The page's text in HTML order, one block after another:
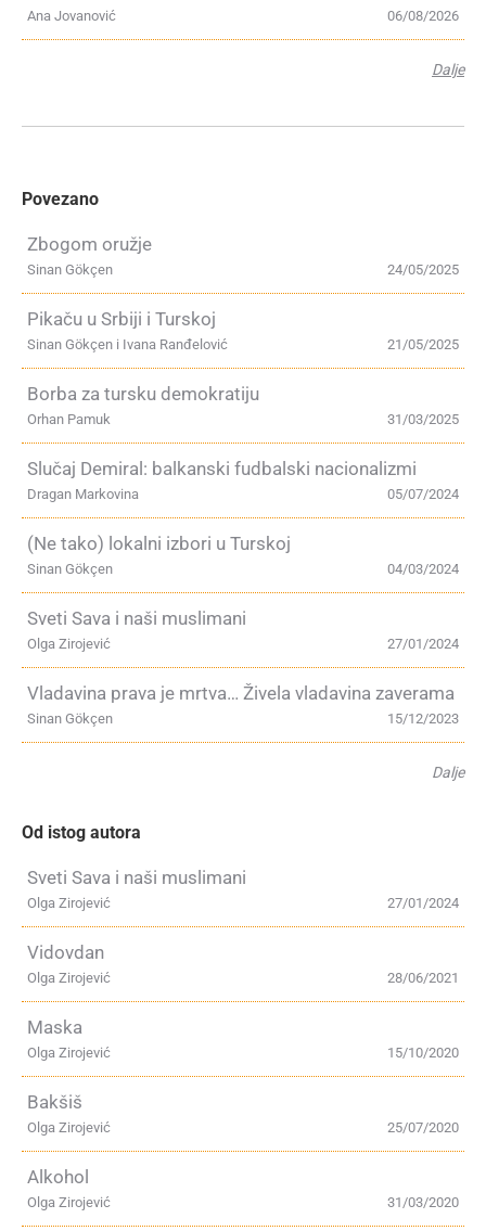
06/08/2026
Ana Jovanović
Dalje
Povezano
Zbogom oružje
24/05/2025
Sinan Gökçen
Pikaču u Srbiji i Turskoj
21/05/2025
Sinan Gökçen i Ivana Ranđelović
Borba za tursku demokratiju
31/03/2025
Orhan Pamuk
Slučaj Demiral: balkanski fudbalski nacionalizmi
05/07/2024
Dragan Markovina
(Ne tako) lokalni izbori u Turskoj
04/03/2024
Sinan Gökçen
Sveti Sava i naši muslimani
27/01/2024
Olga Zirojević
Vladavina prava je mrtva… Živela vladavina zaverama
15/12/2023
Sinan Gökçen
Dalje
Od istog autora
Sveti Sava i naši muslimani
27/01/2024
Olga Zirojević
Vidovdan
28/06/2021
Olga Zirojević
Maska
15/10/2020
Olga Zirojević
Bakšiš
25/07/2020
Olga Zirojević
Alkohol
31/03/2020
Olga Zirojević